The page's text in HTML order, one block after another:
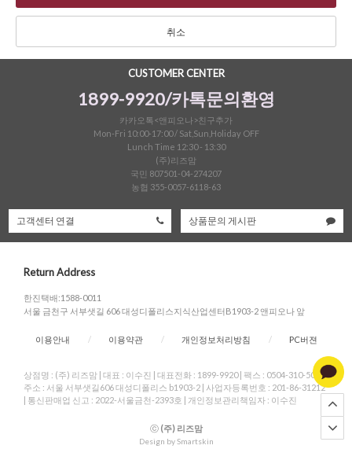
와이드팬츠
한정세일
취소
CUSTOMER CENTER
1899-9920/카톡문의환영
카카오톡<앤피오나>친구추가
Mon-Fri 10:00-17:00 / Sat,Sun,Holiday OFF
Lunch Time 12:30 - 13:30
(주)리즈맘
국민 807501-04-274207
농협 355-0057-6118-63
고객센터 연결 상품문의 게시판
Return Address
한진택배:1588-0011
서울 금천구 서부샛길 606 대성디폴리스지식산업센터B1903-2 앤피오나 앞
이용안내 / 이용약관 / 개인정보처리방침 / PC버젼
상점명 : (주) 리즈맘 | 대표 : 이수진 | 대표전화 : 1899-9920 | 팩스 : 0504-310-5004
주소 : 서울 서부샛길606 대성디폴리스 b1903-2 | 사업자등록번호 : 201-86-31212
| 통신판매업 신고 : 2022-서울금천-2393호 | 개인정보관리책임자 : 이수진
ⓒ (주) 리즈맘